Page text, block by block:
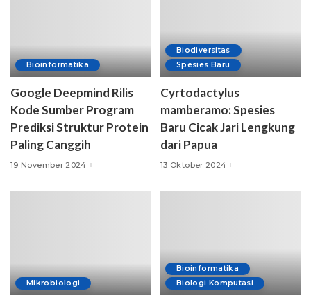
Bioinformatika
Google Deepmind Rilis
Kode Sumber Program
Prediksi Struktur Protein
Paling Canggih
19 November 2024
Biodiversitas
Spesies Baru
Cyrtodactylus
mamberamo: Spesies
Baru Cicak Jari Lengkung
dari Papua
13 Oktober 2024
Mikrobiologi
Bioinformatika
Biologi Komputasi